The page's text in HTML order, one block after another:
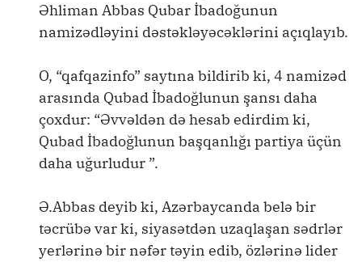
Əhliman Abbas Qubar İbadoğunun
namizədləyini dəstəkləyəcəklərini açıqlayıb.
O, “qafqazinfo” saytına bildirib ki, 4 namizəd
arasında Qubad İbadoğlunun şansı daha
çoxdur: “Əvvəldən də hesab edirdim ki,
Qubad İbadoğlunun başqanlığı partiya üçün
daha uğurludur ”.
Ə.Abbas deyib ki, Azərbaycanda belə bir
təcrübə var ki, siyasətdən uzaqlaşan sədrlər
yerlərinə bir nəfər təyin edib, özlərinə lider